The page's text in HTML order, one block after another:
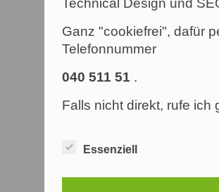
Ganz "cookiefrei", dafür
Telefonnummer
040 511 51 .
Falls nicht direkt, rufe ich
Essenziell